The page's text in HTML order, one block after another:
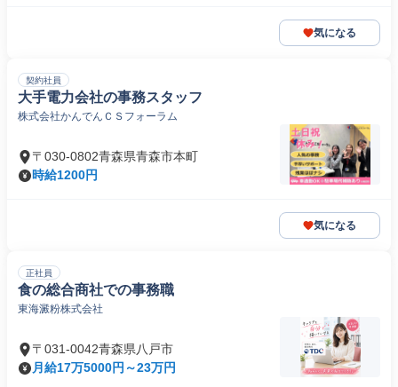
気になる
契約社員
大手電力会社の事務スタッフ
株式会社かんでんＣＳフォーラム
〒030-0802青森県青森市本町
時給1200円
気になる
正社員
食の総合商社での事務職
東海澱粉株式会社
〒031-0042青森県八戸市
月給17万5000円～23万円